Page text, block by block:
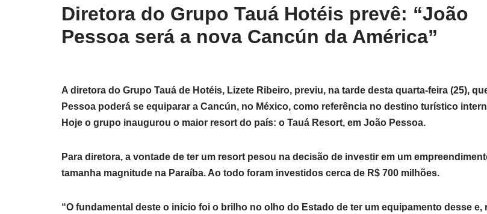
Diretora do Grupo Tauá Hotéis prevê: “João
Pessoa será a nova Cancún da América”
A diretora do Grupo Tauá de Hotéis, Lizete Ribeiro, previu, na tarde desta quarta-feira (25),
Pessoa poderá se equiparar a Cancún, no México, como referência no destino turístico
Hoje o grupo inaugurou o maior resort do país: o Tauá Resort, em João Pessoa.
Para diretora, a vontade de ter um resort pesou na decisão de investir em um
tamanha magnitude na Paraíba. Ao todo foram investidos cerca de R$ 700 milhões.
“O fundamental deste o inicio foi o brilho no olho do Estado de ter um equipamento desse e,